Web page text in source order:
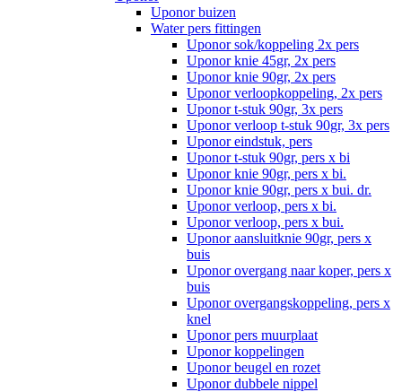
Uponor buizen
Water pers fittingen
Uponor sok/koppeling 2x pers
Uponor knie 45gr, 2x pers
Uponor knie 90gr, 2x pers
Uponor verloopkoppeling, 2x pers
Uponor t-stuk 90gr, 3x pers
Uponor verloop t-stuk 90gr, 3x pers
Uponor eindstuk, pers
Uponor t-stuk 90gr, pers x bi
Uponor knie 90gr, pers x bi.
Uponor knie 90gr, pers x bui. dr.
Uponor verloop, pers x bi.
Uponor verloop, pers x bui.
Uponor aansluitknie 90gr, pers x
buis
Uponor overgang naar koper, pers x
buis
Uponor overgangskoppeling, pers x
knel
Uponor pers muurplaat
Uponor koppelingen
Uponor beugel en rozet
Uponor dubbele nippel